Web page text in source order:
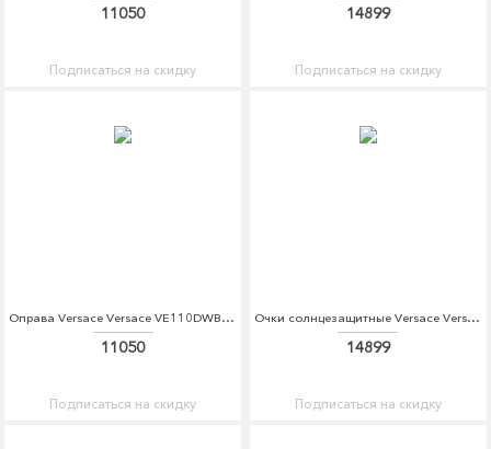
11050
Подписаться на скидку
14899
Подписаться на скидку
Оправа Versace Versace VE110DWBZPR8
11050
Подписаться на скидку
Очки солнцезащитные Versace Versace VE110DWATBJ4
14899
Подписаться на скидку